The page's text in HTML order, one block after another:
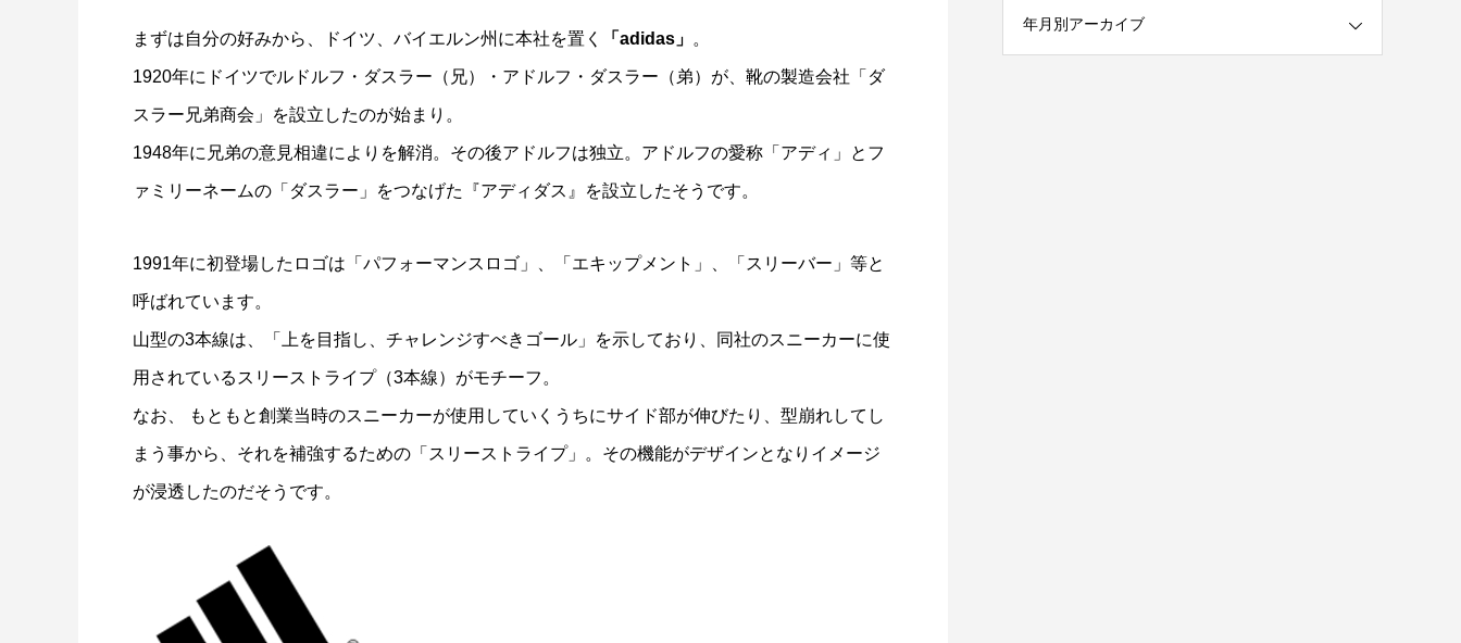
まずは自分の好みから、ドイツ、バイエルン州に本社を置く 「adidas」 。
1920年にドイツでルドルフ・ダスラー（兄）・アドルフ・ダスラー（弟）が、靴の製造会社「ダ
スラー兄弟商会」を設立したのが始まり。
1948年に兄弟の意見相違によりを解消。その後アドルフは独立。アドルフの愛称「アディ」とフ
ァミリーネームの「ダスラー」をつなげた『アディダス』を設立したそうです。
1991年に初登場したロゴは「パフォーマンスロゴ」、「エキップメント」、「スリーバー」等と
呼ばれています。
山型の3本線は、「上を目指し、チャレンジすべきゴール」を示しており、同社のスニーカーに使
用されているスリーストライプ（3本線）がモチーフ。
なお、 もともと創業当時のスニーカーが使用していくうちにサイド部が伸びたり、型崩れしてし
まう事から、それを補強するための「スリーストライプ」。その機能がデザインとなりイメージ
が浸透したのだそうです。
年月別アーカイブ